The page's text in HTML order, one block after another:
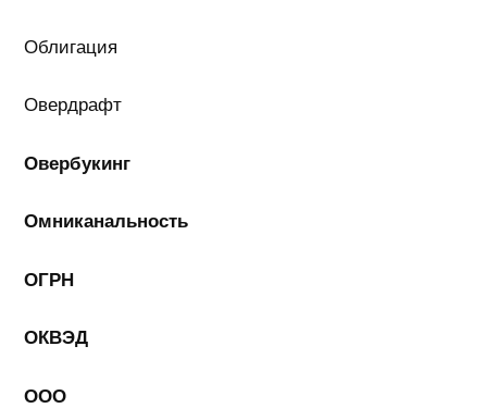
Облигация
Овердрафт
Овербукинг
Омниканальность
ОГРН
ОКВЭД
ООО